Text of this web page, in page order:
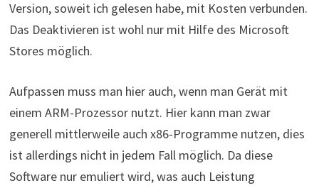
Version, soweit ich gelesen habe, mit Kosten verbunden.
Das Deaktivieren ist wohl nur mit Hilfe des Microsoft
Stores möglich.
Aufpassen muss man hier auch, wenn man Gerät mit
einem ARM-Prozessor nutzt. Hier kann man zwar
generell mittlerweile auch x86-Programme nutzen, dies
ist allerdings nicht in jedem Fall möglich. Da diese
Software nur emuliert wird, was auch Leistung